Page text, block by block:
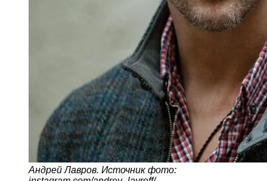
Андрей Лавров. Источник фото: